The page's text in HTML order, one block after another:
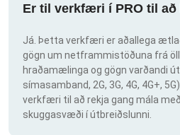
Er til verkfæri í PRO til
Já. Þetta verkfæri er aðallega
gögn um netframmistöðuna frá
hraðamælinga og gögn varðandi
símasamband, 2G, 3G, 4G, 4G+,
verkfæri til að rekja gang mála
skuggasvæði í útbreiðslunni.